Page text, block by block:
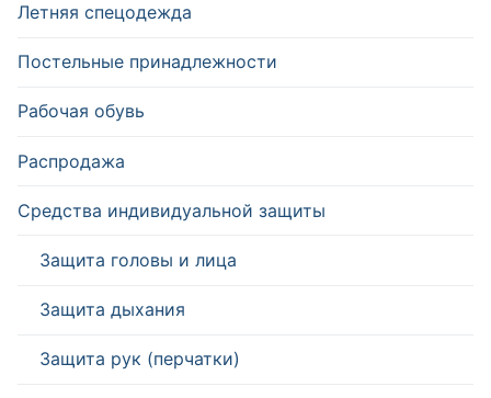
Летняя спецодежда
Постельные принадлежности
Рабочая обувь
Распродажа
Средства индивидуальной защиты
Защита головы и лица
Защита дыхания
Защита рук (перчатки)